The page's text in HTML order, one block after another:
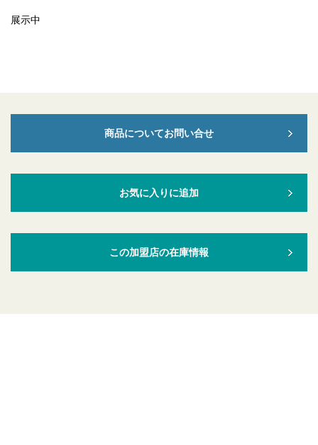
展示中
商品についてお問い合せ
お気に入りに追加
この加盟店の在庫情報